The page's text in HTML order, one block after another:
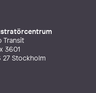
Transit
3601
27 Stockholm